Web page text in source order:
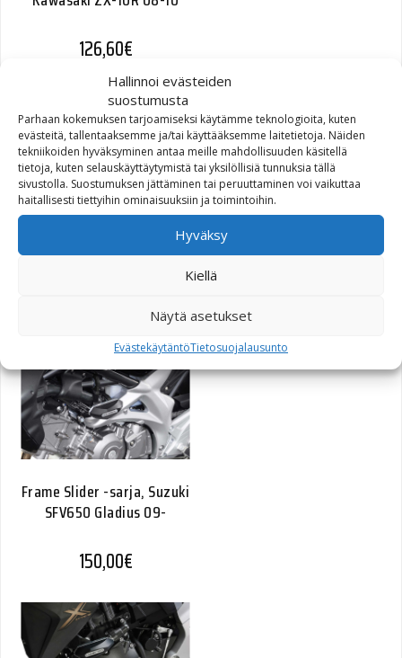
Hallinnoi evästeiden
suostumusta
Parhaan kokemuksen tarjoamiseksi käytämme teknologioita, kuten
evästeitä, tallentaaksemme ja/tai käyttääksemme laitetietoja. Näiden
tekniikoiden hyväksyminen antaa meille mahdollisuuden käsitellä
tietoja, kuten selauskäyttäytymistä tai yksilöllisiä tunnuksia tällä
sivustolla. Suostumuksen jättäminen tai peruuttaminen voi vaikuttaa
haitallisesti tiettyihin ominaisuuksiin ja toimintoihin.
Hyväksy
Kiellä
Näytä asetukset
EvästekäytäntöTietosuojalausunto
126,60€
Yamaha YZF-R6 08-
Frame Slider -sarja, Suzuki
SFV650 Gladius 09-
150,00€